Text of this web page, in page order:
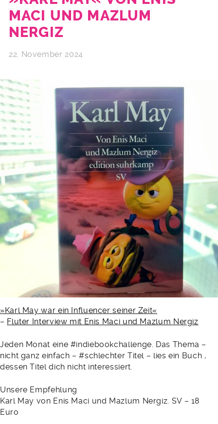
MACI UND MAZLUM
NERGIZ
22. November 2024
»Karl May war ein Influencer seiner Zeit«
– Fluter Interview mit Enis Maci und Mazlum Nergiz
Jeden Monat eine #indiebookchallenge. Das Thema –
nicht ganz einfach – #schlechter Titel – lies ein Buch ,
dessen Titel dich nicht interessiert.
Unsere Empfehlung
Karl May von Enis Maci und Mazlum Nergiz. SV – 18
Euro